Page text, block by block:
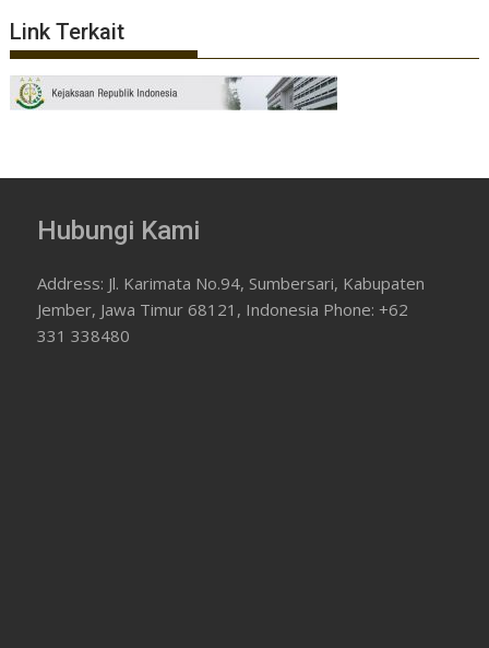
Link Terkait
Hubungi Kami
Address: Jl. Karimata No.94, Sumbersari, Kabupaten
Jember, Jawa Timur 68121, Indonesia Phone: +62
331 338480